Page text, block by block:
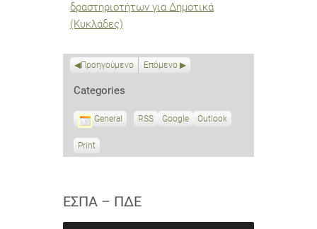
δραστηριοτήτων για Δημοτικά
(Κυκλάδες)
Προηγούμενο Επόμενο
Categories
General RSS
S
s
e
Google
S
s
e
Outlook
Print
i
ΕΣΠΑ – ΠΔΕ